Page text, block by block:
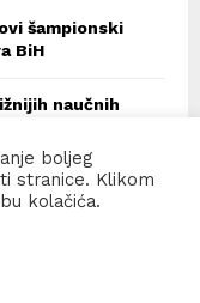
šampionski
BiH
naučnih
sadašnjih i
centra
liderima
boljeg
stranice. Klikom
kolačića.